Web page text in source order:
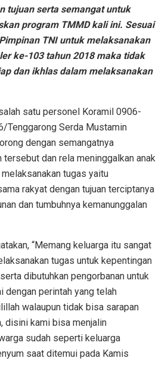
tujuan serta semangat untuk
program TMMD kali ini. Sesuai
TNI untuk melaksanakan
ke-103 tahun 2018 maka tidak
dan ikhlas dalam melaksanakan
satu personel Koramil 0906-
Tenggarong Serda Mustamin
dengan semangatnya
tersebut dan rela meninggalkan anak
tugas yaitu
rakyat dengan tujuan terciptanya
dan tumbuhnya kemanunggalan
“Memang keluarga itu sangat
tugas untuk kepentingan
dibutuhkan pengorbanan untuk
dengan perintah yang telah
walaupun tidak bisa sarapan
disini kami bisa menjalin
sudah seperti keluarga
saat ditemui pada Kamis